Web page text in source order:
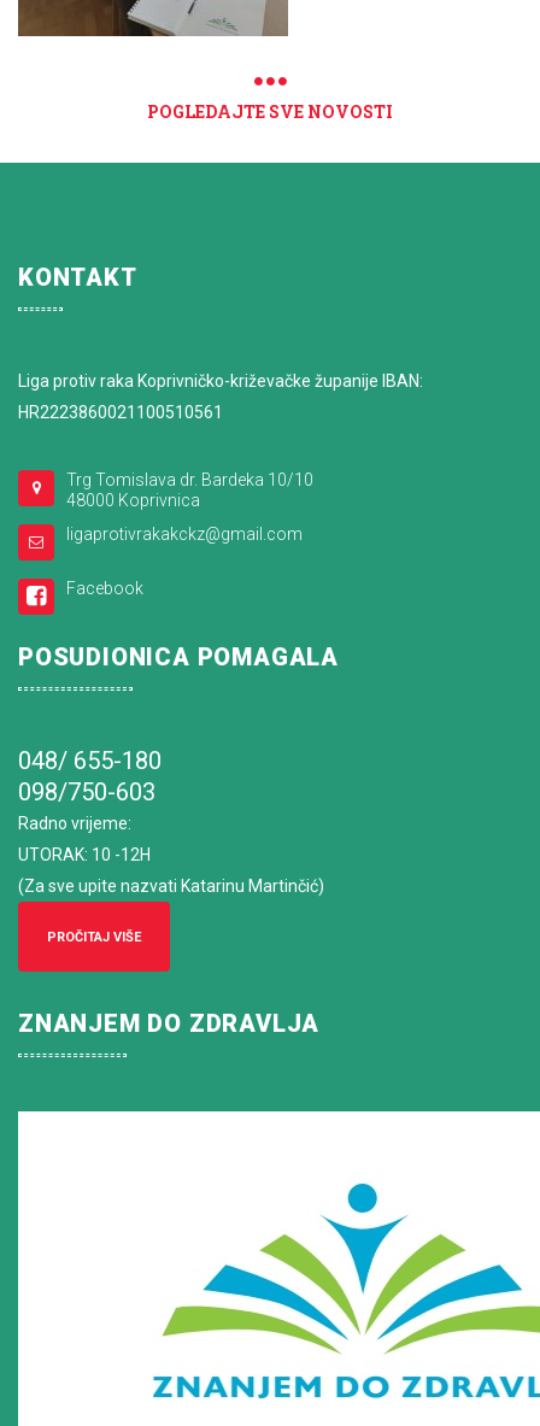
POGLEDAJTE SVE NOVOSTI
KONTAKT
Liga protiv raka Koprivničko-križevačke županije IBAN:
HR2223860021100510561
Trg Tomislava dr. Bardeka 10/10
48000 Koprivnica
ligaprotivrakakckz@gmail.com
Facebook
POSUDIONICA POMAGALA
048/ 655-180
098/750-603
Radno vrijeme:
UTORAK: 10 -12H
(Za sve upite nazvati Katarinu Martinčić)
PROČITAJ VIŠE
ZNANJEM DO ZDRAVLJA